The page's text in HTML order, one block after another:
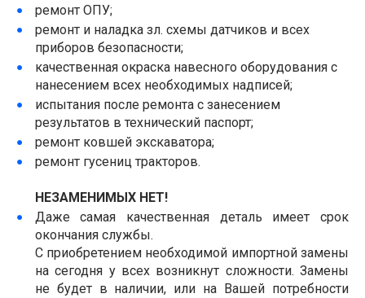
ремонт ОПУ;
ремонт и наладка зл. схемы датчиков и всех
приборов безопасности;
качественная окраска навесного оборудования с
нанесением всех необходимых надписей;
испытания после ремонта с занесением
результатов в технический паспорт;
ремонт ковшей экскаватора;
ремонт гусениц тракторов.
НЕЗАМЕНИМЫХ НЕТ!
Даже самая качественная деталь имеет срок
окончания службы.
С приобретением необходимой импортной замены
на сегодня у всех возникнут сложности. Замены
не будет в наличии, или на Вашей потребности